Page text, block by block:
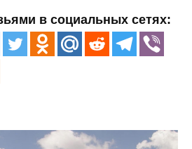
в социальных сетях: